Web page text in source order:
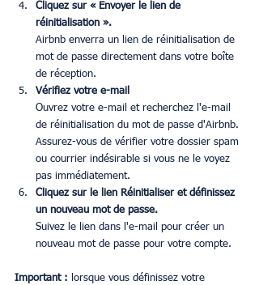
Cliquez sur « Envoyer le lien de
réinitialisation ».
Airbnb enverra un lien de réinitialisation de
mot de passe directement dans votre boîte
de réception.
Vérifiez votre e-mail
Ouvrez votre e-mail et recherchez l'e-mail
de réinitialisation du mot de passe d'Airbnb.
Assurez-vous de vérifier votre dossier spam
ou courrier indésirable si vous ne le voyez
pas immédiatement.
Cliquez sur le lien Réinitialiser et définissez
un nouveau mot de passe.
Suivez le lien dans l'e-mail pour créer un
nouveau mot de passe pour votre compte.
Important : lorsque vous définissez votre